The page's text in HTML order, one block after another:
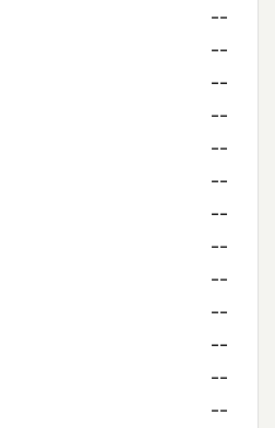
--
--
--
--
--
--
--
--
--
--
--
--
--